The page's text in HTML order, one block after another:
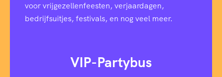
voor vrijgezellenfeesten, verjaardagen,
bedrijfsuitjes, festivals, en nog veel meer.
VIP-Partybus